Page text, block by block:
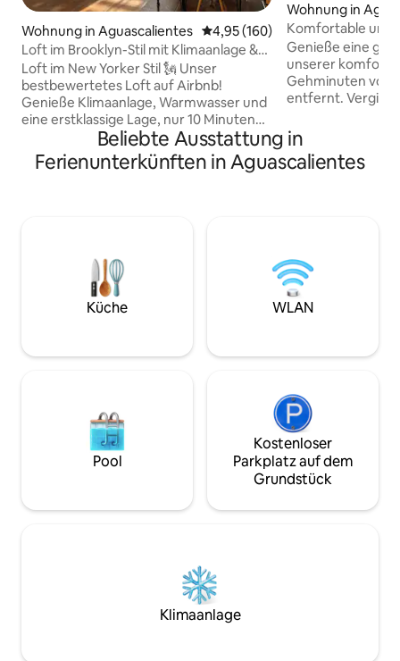
Wohnung in Aguascalientes Durchschnittliche Bewertung:
4,95 (160)
Loft im Brooklyn-Stil mit Klimaanlage &
Garage
Loft im New Yorker Stil 🗽 Unser
bestbewertetes Loft auf Airbnb!
Genieße Klimaanlage, Warmwasser und
eine erstklassige Lage, nur 10 Minuten
von den wichtigsten Orten der Stadt
entfernt. Parke dein Auto sicher in einer
privaten Garage. Entspanne dich auf der
Prime Video und schnelles WLAN.
Geschäfte und Wäschereien sind nur
wenige Schritte entfernt. Erlebe einen
einzigartigen Aufenthalt – anders als
Wohnung in
Komfortable und
Parkplatz)
Genieße eine
unserer
Gehminuten vom
entfernt. Vergiss den Verkehr mit
abgegrenzten Carport. Die
bietet absolute
Betten, 2
Balance: in der
aber mit der
brauchen.
Beliebte Ausstattung in
Ferienunterkünften in Aguascalientes
Küche WLAN
Pool
Kostenloser
Parkplatz auf dem
Grundstück
Klimaanlage